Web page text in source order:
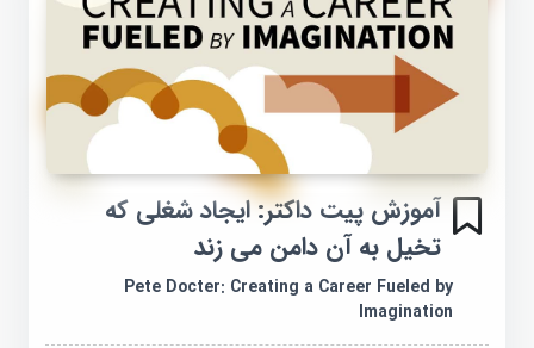
آموزش پیت داکتر: ایجاد شغلی که
تخیل به آن دامن می زند
Pete Docter: Creating a Career Fueled by
Imagination